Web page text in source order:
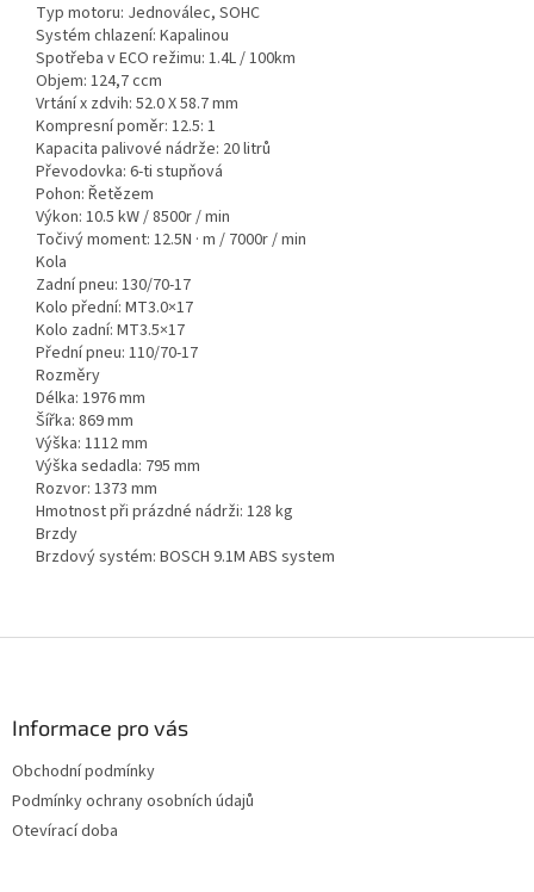
Typ motoru: Jednoválec, SOHC
Systém chlazení: Kapalinou
Spotřeba v ECO režimu: 1.4L / 100km
Objem: 124,7 ccm
Vrtání x zdvih: 52.0 X 58.7 mm
Kompresní poměr: 12.5: 1
Kapacita palivové nádrže: 20 litrů
Převodovka: 6-ti stupňová
Pohon: Řetězem
Výkon: 10.5 kW / 8500r / min
Točivý moment: 12.5N · m / 7000r / min
Kola
Zadní pneu: 130/70-17
Kolo přední: MT3.0×17
Kolo zadní: MT3.5×17
Přední pneu: 110/70-17
Rozměry
Délka: 1976 mm
Šířka: 869 mm
Výška: 1112 mm
Výška sedadla: 795 mm
Rozvor: 1373 mm
Hmotnost při prázdné nádrži: 128 kg
Brzdy
Brzdový systém: BOSCH 9.1M ABS system
Informace pro vás
Obchodní podmínky
Podmínky ochrany osobních údajů
Otevírací doba